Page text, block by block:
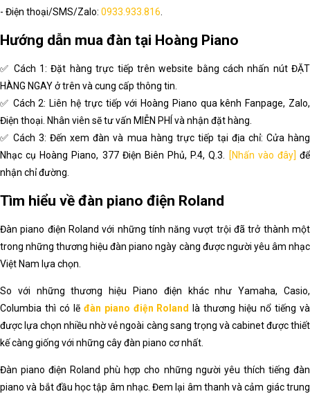
- Điện thoại/SMS/Zalo: 0933.933.816.
Hướng dẫn mua đàn tại Hoàng Piano
✅ Cách 1: Đặt hàng trực tiếp trên website bằng cách nhấn nút ĐẶT
HÀNG NGAY ở trên và cung cấp thông tin.
✅ Cách 2: Liên hệ trực tiếp với Hoàng Piano qua kênh Fanpage, Zalo,
Điện thoại. Nhân viên sẽ tư vấn MIỄN PHÍ và nhận đặt hàng.
✅ Cách 3: Đến xem đàn và mua hàng trực tiếp tại địa chỉ: Cửa hàng
Nhạc cụ Hoàng Piano, 377 Điện Biên Phủ, P.4, Q.3. [Nhấn vào đây] để
nhận chỉ đường.
Tìm hiểu về đàn piano điện Roland
Đàn piano điện Roland với những tính năng vượt trội đã trở thành một
trong những thương hiệu đàn piano ngày càng được người yêu âm nhạc
Việt Nam lựa chọn.
So với những thương hiệu Piano điện khác như Yamaha, Casio,
Columbia thì có lẽ đàn piano điện Roland
là thương hiệu nổ tiếng và
được lựa chọn nhiều nhờ vẻ ngoài càng sang trọng và cabinet được thiết
kế càng giống với những cây đàn piano cơ nhất.
Đàn piano điện Roland phù hợp cho những người yêu thích tiếng đàn
piano và bắt đầu học tập âm nhạc. Đem lại âm thanh và cảm giác trung